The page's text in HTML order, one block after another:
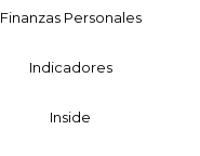
Finanzas Personales
Indicadores
Inside